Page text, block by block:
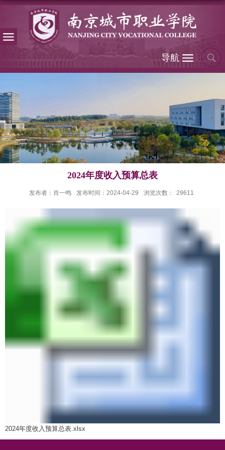
导航
2024年度收入预算总表
发布者：肖一鸣 发布时间：2024-04-29 浏览次数： 29611
2024年度收入预算总表.xlsx